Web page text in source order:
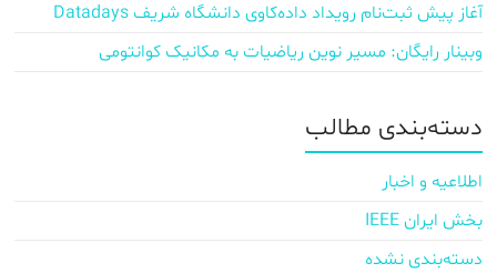
آغاز پیش‌ ثبت‌نام رویداد داده‌کاوی دانشگاه شریف Datadays
وبینار رایگان: مسیر نوین ریاضیات به مکانیک کوانتومی
دسته‌بندی مطالب
اطلاعیه و اخبار
بخش ایران IEEE
دسته‌بندی نشده